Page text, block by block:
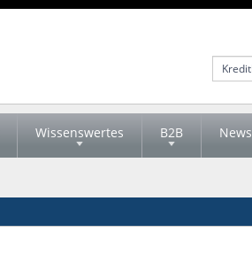
Wissenswertes B2B News